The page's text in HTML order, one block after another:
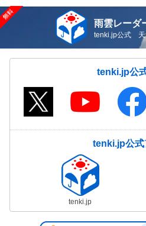
雨雲レーダ
tenki.jp公式 天
tenki.jp公
tenki.jp公式
tenki.jp